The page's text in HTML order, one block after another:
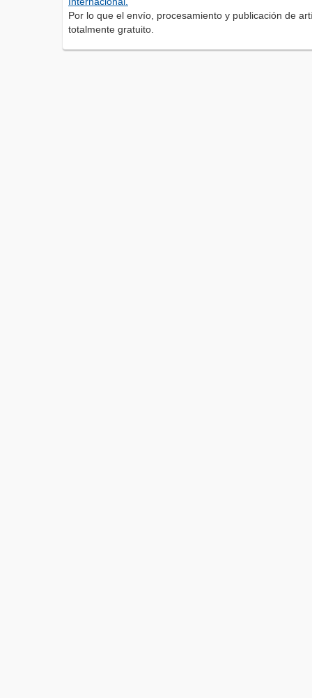
Por lo que el envío, procesamiento y publicación de
totalmente gratuito.